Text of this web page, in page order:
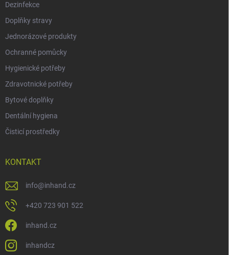
Dezinfekce
Doplňky stravy
Jednorázové produkty
Ochranné pomůcky
Hygienické potřeby
Zdravotnické potřeby
Bytové doplňky
Dentální hygiena
Čisticí prostředky
KONTAKT
info@inhand.cz
+420 723 901 522
inhand.cz
inhandcz